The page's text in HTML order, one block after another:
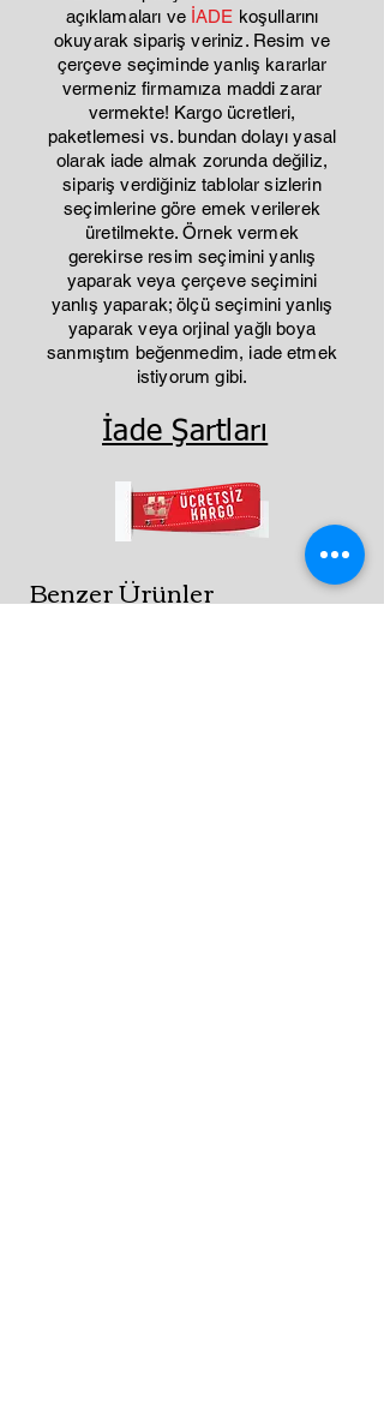
açıklamaları ve İADE koşullarını
okuyarak sipariş veriniz. Resim ve
çerçeve seçiminde yanlış kararlar
vermeniz firmamıza maddi zarar
vermekte! Kargo ücretleri,
paketlemesi vs. bundan dolayı yasal
olarak iade almak zorunda değiliz,
sipariş verdiğiniz tablolar sizlerin
seçimlerine göre emek verilerek
üretilmekte. Örnek vermek
gerekirse resim seçimini yanlış
yaparak veya çerçeve seçimini
yanlış yaparak; ölçü seçimini yanlış
yaparak veya orjinal yağlı boya
sanmıştım beğenmedim, iade etmek
istiyorum gibi.
İade Şartları
Benzer Ürünler